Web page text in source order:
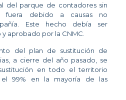
del parque de contadores sin
fuera debido a causas no
Este hecho debía ser
aprobado por la CNMC.
del plan de sustitución de
a cierre del año pasado, se
en todo el territorio
el 99% en la mayoría de las